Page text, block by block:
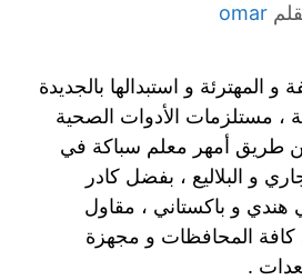
omar
و المهترئة و استبدالها بالجديدة
مستلزمات الأدوات الصحية
طريق أمهر معلم سباكة في
و البلاليع ، بفضل كادر
و باكستاني ، مقاول
المحافظات و مجهزة
.